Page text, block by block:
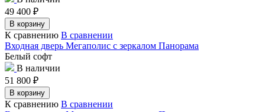
49 400 ₽
В корзину
К сравнению В сравнении
Входная дверь Мегаполис с зеркалом Панорама
Белый софт
В наличии
51 800 ₽
В корзину
К сравнению В сравнении